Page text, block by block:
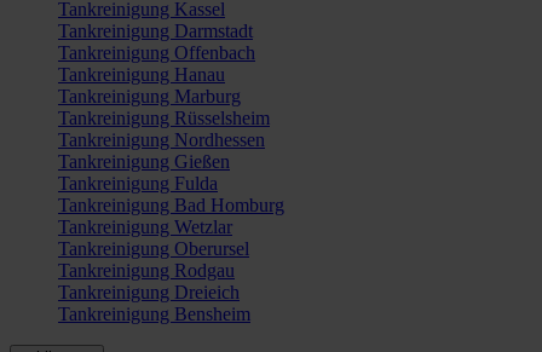
Tankreinigung Kassel
Tankreinigung Darmstadt
Tankreinigung Offenbach
Tankreinigung Hanau
Tankreinigung Marburg
Tankreinigung Rüsselsheim
Tankreinigung Nordhessen
Tankreinigung Gießen
Tankreinigung Fulda
Tankreinigung Bad Homburg
Tankreinigung Wetzlar
Tankreinigung Oberursel
Tankreinigung Rodgau
Tankreinigung Dreieich
Tankreinigung Bensheim